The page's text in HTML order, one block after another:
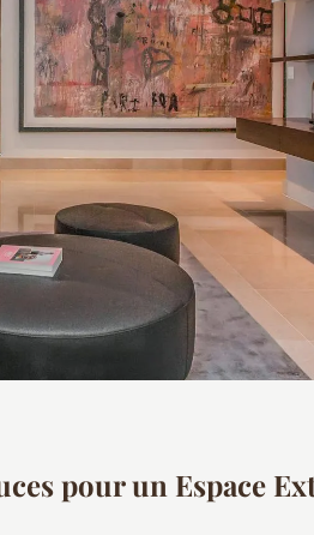
pour un Espace